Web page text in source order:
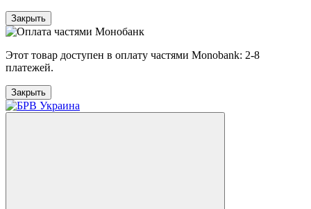
Закрыть
Этот товар доступен в оплату частями Monobank: 2-8
платежей.
Закрыть